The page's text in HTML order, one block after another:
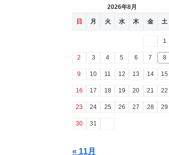
2026年8月
日 月 火 水 木 金 土
1
2 3 4 5 6 7 8
9 10 11 12 13 14 15
16 17 18 19 20 21 22
23 24 25 26 27 28 29
30 31
« 11月